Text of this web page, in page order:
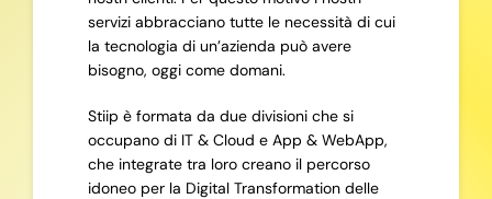
servizi abbracciano tutte le necessità di cui
la tecnologia di un’azienda può avere
bisogno, oggi come domani.
Stiip è formata da due divisioni che si
occupano di IT & Cloud e App & WebApp,
che integrate tra loro creano il percorso
idoneo per la Digital Transformation delle